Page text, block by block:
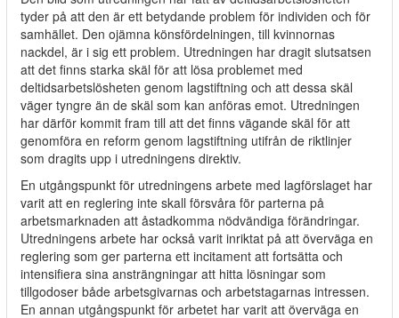
tyder på att den är ett betydande problem för individen och för
samhället. Den ojämna könsfördelningen, till kvinnornas
nackdel, är i sig ett problem. Utredningen har dragit slutsatsen
att det finns starka skäl för att lösa problemet med
deltidsarbetslösheten genom lagstiftning och att dessa skäl
väger tyngre än de skäl som kan anföras emot. Utredningen
har därför kommit fram till att det finns vägande skäl för att
genomföra en reform genom lagstiftning utifrån de riktlinjer
som dragits upp i utredningens direktiv.
En utgångspunkt för utredningens arbete med lagförslaget har
varit att en reglering inte skall försvåra för parterna på
arbetsmarknaden att åstadkomma nödvändiga förändringar.
Utredningens arbete har också varit inriktat på att överväga en
reglering som ger parterna ett incitament att fortsätta och
intensifiera sina ansträngningar att hitta lösningar som
tillgodoser både arbetsgivarnas och arbetstagarnas intressen.
En annan utgångspunkt för arbetet har varit att överväga en